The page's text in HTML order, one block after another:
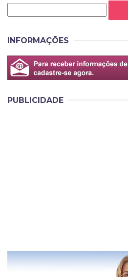
INFORMAÇÕES
PUBLICIDADE